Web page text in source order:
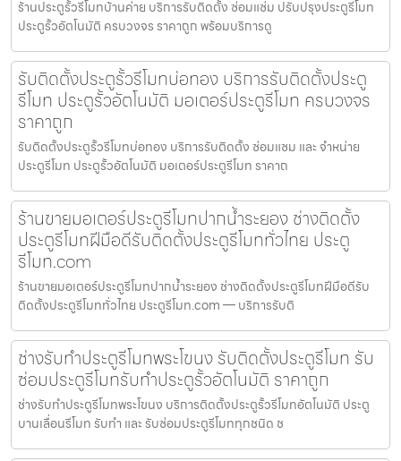
ร้านประตูรั้วรีโมทบ้านค่าย บริการรับติดตั้ง ซ่อมแซ่ม ปรับปรุงประตูรีโมท
ประตูรั้วอัตโนมัติ ครบวงจร ราคาถูก พร้อมบริการดู
รับติดตั้งประตูรั้วรีโมทบ่อทอง บริการรับติดตั้งประตู
รีโมท ประตูรั้วอัตโนมัติ มอเตอร์ประตูรีโมท ครบวงจร
ราคาถูก
รับติดตั้งประตูรั้วรีโมทบ่อทอง บริการรับติดตั้ง ซ่อมแซม และ จำหน่าย
ประตูรีโมท ประตูรั้วอัตโนมัติ มอเตอร์ประตูรีโมท ราคาถ
ร้านขายมอเตอร์ประตูรีโมทปากน้ำระยอง ช่างติดตั้ง
ประตูรีโมทฝีมือดีรับติดตั้งประตูรีโมททั่วไทย ประตู
รีโมท.com
ร้านขายมอเตอร์ประตูรีโมทปากน้ำระยอง ช่างติดตั้งประตูรีโมทฝีมือดีรับ
ติดตั้งประตูรีโมททั่วไทย ประตูรีโมท.com — บริการรับติ
ช่างรับทำประตูรีโมทพระโขนง รับติดตั้งประตูรีโมท รับ
ซ่อมประตูรีโมทรับทำประตูรั้วอัตโนมัติ ราคาถูก
ช่างรับทำประตูรีโมทพระโขนง บริการติดตั้งประตูรั้วรีโมทอัตโนมัติ ประตู
บานเลื่อนรีโมท รับทำ และ รับซ่อมประตูรีโมททุกชนิด ช